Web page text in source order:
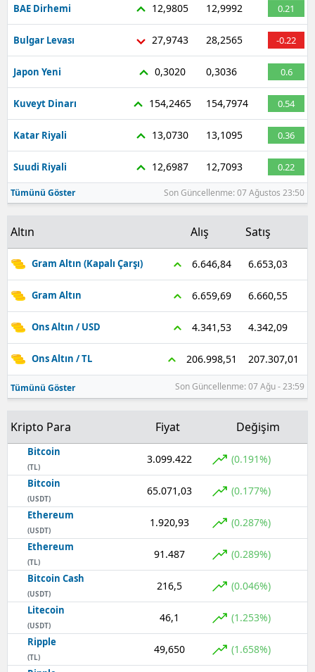
BAE Dirhemi 12,9805 12,9992 0.21
Bulgar Levası 27,9743 28,2565 -0.22
Japon Yeni 0,3020 0,3036 0.6
Kuveyt Dinarı 154,2465 154,7974 0.54
Katar Riyali 13,0730 13,1095 0.36
Suudi Riyali 12,6987 12,7093 0.22
Tümünü Göster Son Güncellenme: 07 Ağustos 23:50
Altın Alış Satış
Gram Altın (Kapalı Çarşı) 6.646,84 6.653,03
Gram Altın 6.659,69 6.660,55
Ons Altın / USD 4.341,53 4.342,09
Ons Altın / TL 206.998,51 207.307,01
Tümünü Göster Son Güncellenme: 07 Ağu - 23:59
Kripto Para Fiyat Değişim
Bitcoin
(TL)
3.099.422 (0.191%)
Bitcoin
(USDT)
65.071,03 (0.177%)
Ethereum
(USDT)
1.920,93 (0.287%)
Ethereum
(TL)
91.487 (0.289%)
Bitcoin Cash
(USDT)
216,5 (0.046%)
Litecoin
(USDT)
46,1 (1.253%)
Ripple
(TL)
49,650 (1.658%)